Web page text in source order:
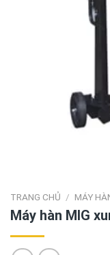
TRANG CHỦ / MÁY
Máy hàn MIG